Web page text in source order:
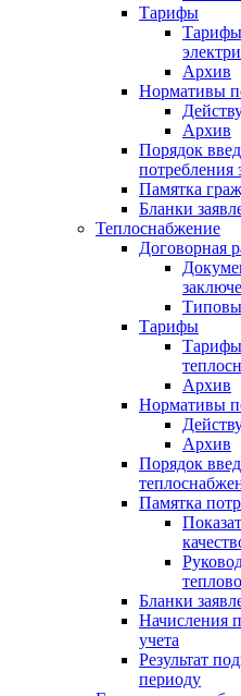
Тарифы
Тарифы
Архив
Нормативы
Архив
Порядок
потребления
Памятка
Бланки
Теплоснабжение
Договорная
Тарифы
Тарифы
Архив
Нормативы
Архив
Порядок
Памятка
Бланки
Начисления
учета
Результат
периоду